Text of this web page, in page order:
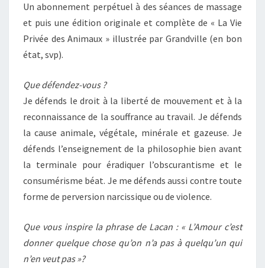
Un abonnement perpétuel à des séances de massage
et puis une édition originale et complète de « La Vie
Privée des Animaux » illustrée par Grandville (en bon
état, svp).
Que défendez-vous ?
Je défends le droit à la liberté de mouvement et à la
reconnaissance de la souffrance au travail. Je défends
la cause animale, végétale, minérale et gazeuse. Je
défends l’enseignement de la philosophie bien avant
la terminale pour éradiquer l’obscurantisme et le
consumérisme béat. Je me défends aussi contre toute
forme de perversion narcissique ou de violence.
Que vous inspire la phrase de Lacan : « L’Amour c’est
donner quelque chose qu’on n’a pas à quelqu’un qui
n’en veut pas »?